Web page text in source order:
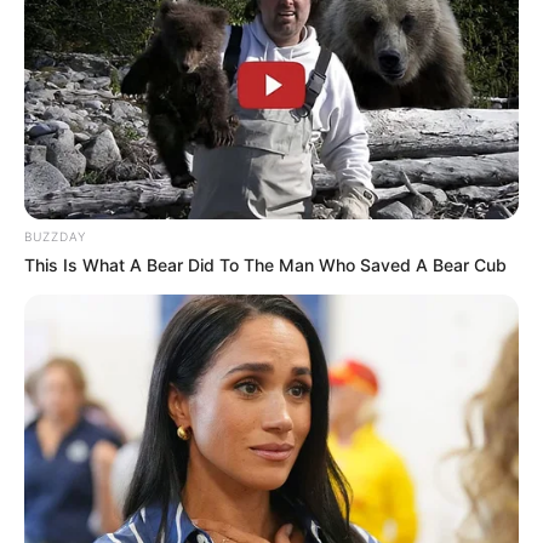
BUZZDAY
This Is What A Bear Did To The Man Who Saved A Bear Cub